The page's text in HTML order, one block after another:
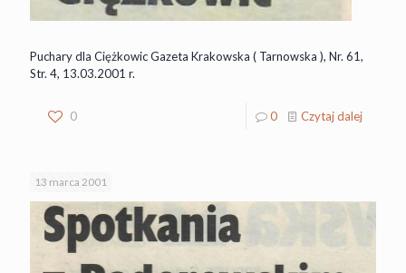
Puchary dla Ciężkowic Gazeta Krakowska ( Tarnowska ), Nr. 61,
Str. 4, 13.03.2001 r.
0 0 Czytaj dalej
13 marca 2001